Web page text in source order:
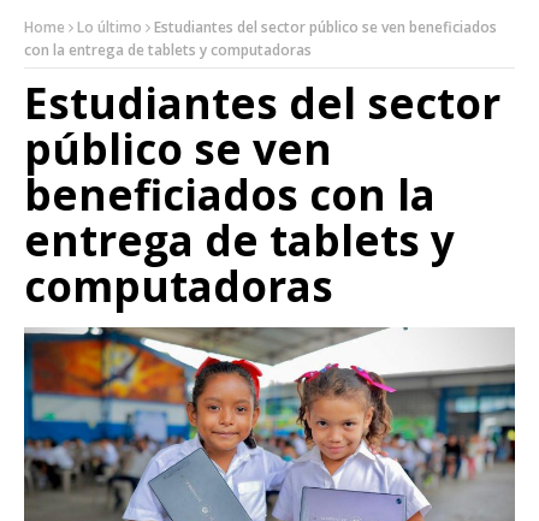
Home Lo último
Estudiantes del sector público se ven beneficiados
con la entrega de tablets y computadoras
Estudiantes del sector
público se ven
beneficiados con la
entrega de tablets y
computadoras